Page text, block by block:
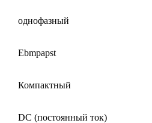
однофазный
Ebmpapst
Компактный
DC (постоянный ток)